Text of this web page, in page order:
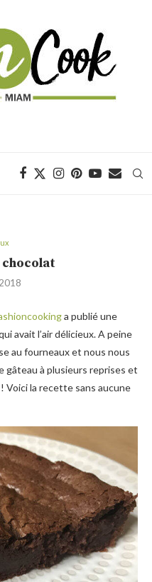
chocolat
a publié une
avait l’air délicieux. A peine
au fourneaux et nous nous
gâteau à plusieurs reprises et
Voici la recette sans aucune